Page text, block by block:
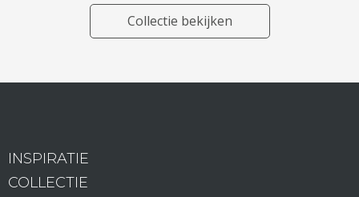
Collectie bekijken
INSPIRATIE
COLLECTIE